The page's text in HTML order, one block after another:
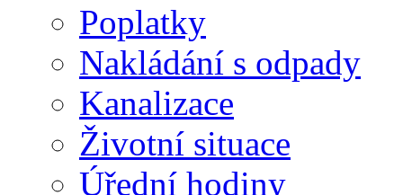
Poplatky
Nakládání s odpady
Kanalizace
Životní situace
Úřední hodiny